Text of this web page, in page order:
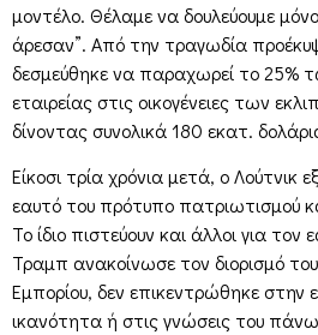
μοντέλο. Θέλαμε να δουλεύουμε
άρεσαν”. Από την τραγωδία
δεσμεύθηκε να παραχωρεί το 25%
εταιρείας στις οικογένειες των
δίνοντας συνολικά 180 εκατ.
Είκοσι τρία χρόνια μετά, ο Λούτνικ
εαυτό του πρότυπο πατριωτισμού
Το ίδιο πιστεύουν και άλλοι για
Τραμπ ανακοίνωσε τον διορισμό
Εμπορίου, δεν επικεντρώθηκε στην
ικανότητα ή στις γνώσεις του